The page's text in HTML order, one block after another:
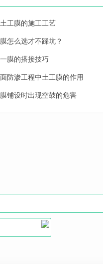
工膜的施工工艺
怎么选才不踩坑？
膜的搭接技巧
防渗工程中土工膜的作用
铺设时出现空鼓的危害